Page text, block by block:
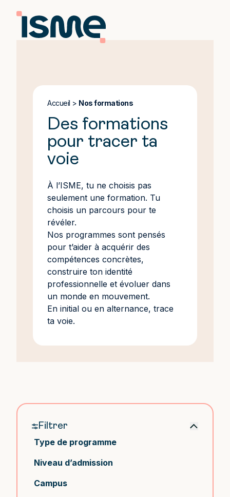
Accueil > Nos formations
Des formations
pour tracer ta
voie
À l’ISME, tu ne choisis pas
seulement une formation. Tu
choisis un parcours pour te
révéler.
Nos programmes sont pensés
pour t’aider à acquérir des
compétences concrètes,
construire ton identité
professionnelle et évoluer dans
un monde en mouvement.
En initial ou en alternance, trace
ta voie.
Filtrer
Type de programme
Niveau d’admission
Campus